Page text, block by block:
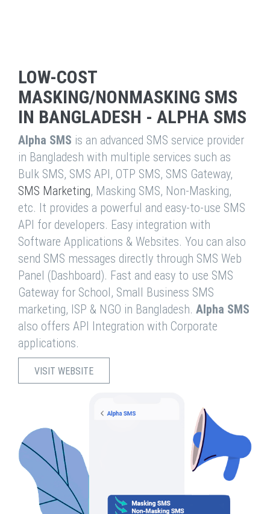
LOW-COST
MASKING/NONMASKING SMS
IN BANGLADESH - ALPHA SMS
Alpha SMS is an advanced SMS service provider
in Bangladesh with multiple services such as
Bulk SMS, SMS API, OTP SMS, SMS Gateway,
SMS Marketing, Masking SMS, Non-Masking,
etc. It provides a powerful and easy-to-use SMS
API for developers. Easy integration with
Software Applications & Websites. You can also
send SMS messages directly through SMS Web
Panel (Dashboard). Fast and easy to use SMS
Gateway for School, Small Business SMS
marketing, ISP & NGO in Bangladesh. Alpha SMS
also offers API Integration with Corporate
applications.
VISIT WEBSITE